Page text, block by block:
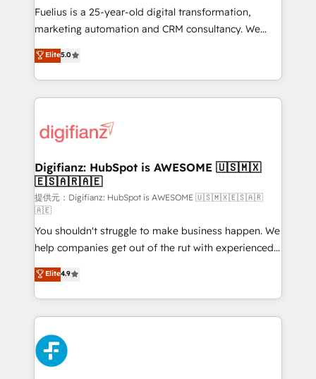
27001:2022, ISO 9001:2015, and ISO 42001:2023
certified - the AI management standard • GuardHub:
Ready for the next step? Click the 👈 '𝗖𝗼𝗻𝘁𝗮𝗰𝘁
𝗯𝘂𝘀𝗶𝗻𝗲𝘀𝘀' button to get in touch (𝘸𝘦'𝘳𝘦 𝘴𝘶𝘱𝘦𝘳
Fuelius is a 25-year-old digital transformation,
marketing automation and CRM consultancy. We
enable mid-market and enterprise clients to
maximise their return from digital and fuel their
growth. We modernise platforms, streamline
operations that are causing inefficiencies, improve
supercharge revenue operations Key services: • CRM
Transformation / Web Development • RevOps &
Sales Consulting • Marketing Automation What
makes us different? 🚀 Top 0.5% of global HubSpot
agencies ⚙️ The strongest technical ability and
integration capabilities 💼 Consultative, long-term
partners who will embed ourselves into your
business, processes and systems 🏢 We specialise in
working with mid-market and enterprise
organisations, global organisations and those with
complex use cases 🏆 CRM Implementation,
Platform Enablement, Custom Integration and
Onboarding Accredited 🔐 ISO27001 & ISO9001
Certified
Elite5.0
Digifianz: HubSpot is AWESOME 🇺🇸🇲🇽
🇪🇸🇦🇷🇦🇪
提供元：Digifianz: HubSpot is AWESOME 🇺🇸🇲🇽🇪🇸🇦🇷
🇦🇪
You shouldn't struggle to make business happen. We
help companies get out of the rut with experienced,
process-oriented teams implementing HubSpot
Marketing, Sales, Service, CMS and Operations Hub,
so selling and actually engaging with your customers
feels easy and pain-free. We are a top ranked
HubSpot Elite Partner, winner of Rookie of the Year
and Customer First Awards, 4.9/5 rating in HubSpot
Reviews and 4.9/5 rating in Clutch Reviews. Digifianz
Elite4.9